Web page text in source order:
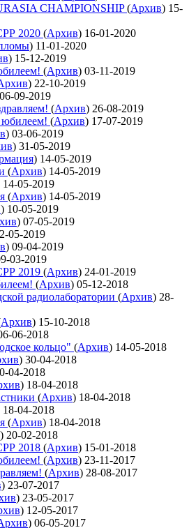
CHAMPIONSHIP(Архив) 15-
2020 (Архив) 16-01-2020
) 11-01-2020
) 15-12-2019
(Архив) 03-11-2019
) 22-10-2019
06-09-2019
(Архив) 26-08-2019
юбилеем! (Архив) 17-07-2019
) 03-06-2019
) 31-05-2019
) 14-05-2019
(Архив) 14-05-2019
14-05-2019
(Архив) 14-05-2019
) 10-05-2019
) 07-05-2019
05-2019
) 09-04-2019
03-2019
2019 (Архив) 24-01-2019
(Архив) 05-12-2018
радиолаборатории (Архив) 28-
Архив) 15-10-2018
06-2018
кольцо" (Архив) 14-05-2018
) 30-04-2018
04-2018
) 18-04-2018
(Архив) 18-04-2018
18-04-2018
(Архив) 18-04-2018
) 20-02-2018
2018 (Архив) 15-01-2018
(Архив) 23-11-2017
(Архив) 28-08-2017
) 23-07-2017
) 23-05-2017
) 12-05-2017
) 06-05-2017